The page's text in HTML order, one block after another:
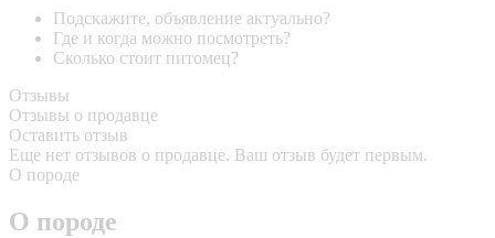
Подскажите, объявление актуально?
Где и когда можно посмотреть?
Сколько стоит питомец?
Отзывы
Отзывы о продавце
Оставить отзыв
Еще нет отзывов о продавце. Ваш отзыв будет первым.
О породе
О породе